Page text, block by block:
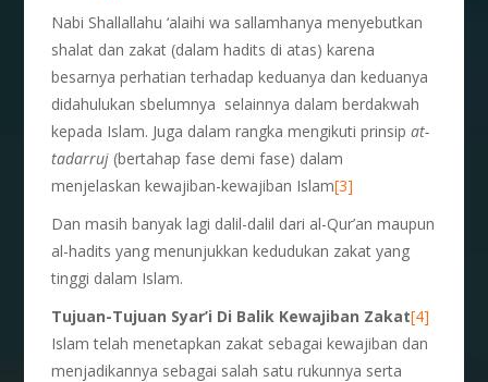
Nabi Shallallahu ‘alaihi wa sallamhanya menyebutkan
shalat dan zakat (dalam hadits di atas) karena
besarnya perhatian terhadap keduanya dan keduanya
didahulukan sbelumnya selainnya dalam berdakwah
kepada Islam. Juga dalam rangka mengikuti prinsipat-
tadarruj (bertahap fase demi fase) dalam
menjelaskan kewajiban-kewajiban Islam[3]
Dan masih banyak lagi dalil-dalil dari al-Qur’an maupun
al-hadits yang menunjukkan kedudukan zakat yang
tinggi dalam Islam.
Tujuan-Tujuan Syar’i Di Balik Kewajiban Zakat[4]
Islam telah menetapkan zakat sebagai kewajiban dan
menjadikannya sebagai salah satu rukunnya serta